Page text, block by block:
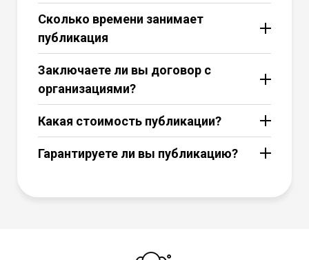
Сколько времени занимает
публикация
Заключаете ли вы договор с
организациями?
Какая стоимость публикации?
Гарантируете ли вы публикацию?